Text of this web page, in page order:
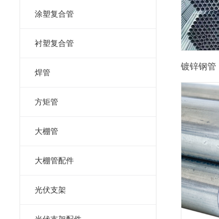
涂塑复合管
衬塑复合管
焊管
方矩管
大棚管
大棚管配件
光伏支架
镀锌钢管